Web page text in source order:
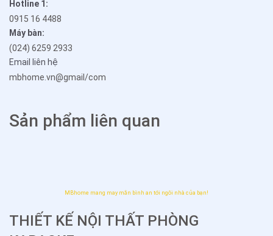
Hotline 1:
0915 16 4488
Máy bàn:
(024) 6259 2933
Email liên hệ
mbhome.vn@gmail/com
Sản phẩm liên quan
MBhome mang may mắn bình an tới ngôi nhà của bạn!
THIẾT KẾ NỘI THẤT PHÒNG